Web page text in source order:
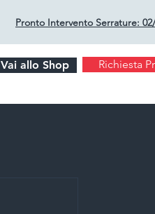
Pronto Intervento Serrature:
Vai allo Shop Richiesta